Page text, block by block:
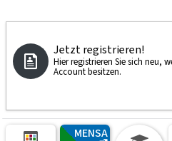
Jetzt registrieren!
Hier registrieren Sie sich neu,
Account besitzen.
MENSA